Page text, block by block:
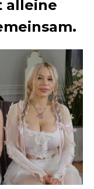
alleine